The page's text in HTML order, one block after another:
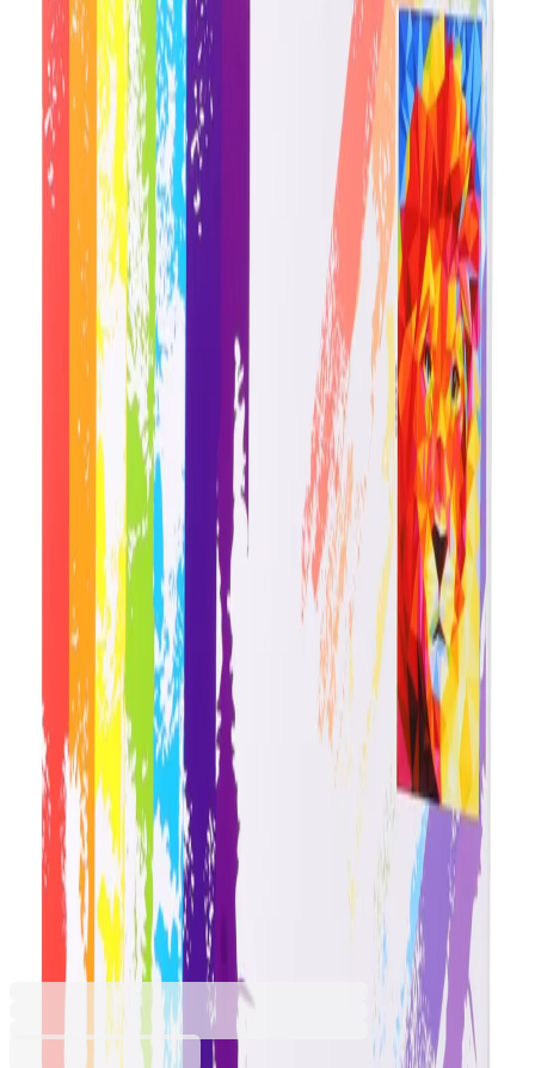
Начало Образование Художествени
Foska Комплект рисуване по
номера Лъв, 40 x 50 cm
6605320064
Баркод: 3800052715764